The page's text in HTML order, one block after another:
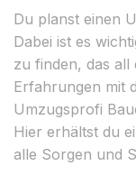
Du planst einen
Dabei ist es
zu finden, das
Erfahrungen mit
Umzugsprofi
Hier erhältst du
alle Sorgen und